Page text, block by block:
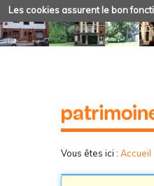
Les cookies assurent le bon
Vous êtes ici : Accueil